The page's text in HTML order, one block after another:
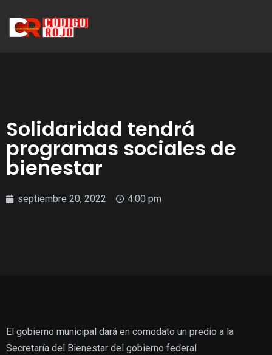
Solidaridad tendrá
programas sociales de
bienestar
septiembre 20, 2022 4:00 pm
El gobierno municipal dará en comodato un predio a la
Secretaría del Bienestar del gobierno federal